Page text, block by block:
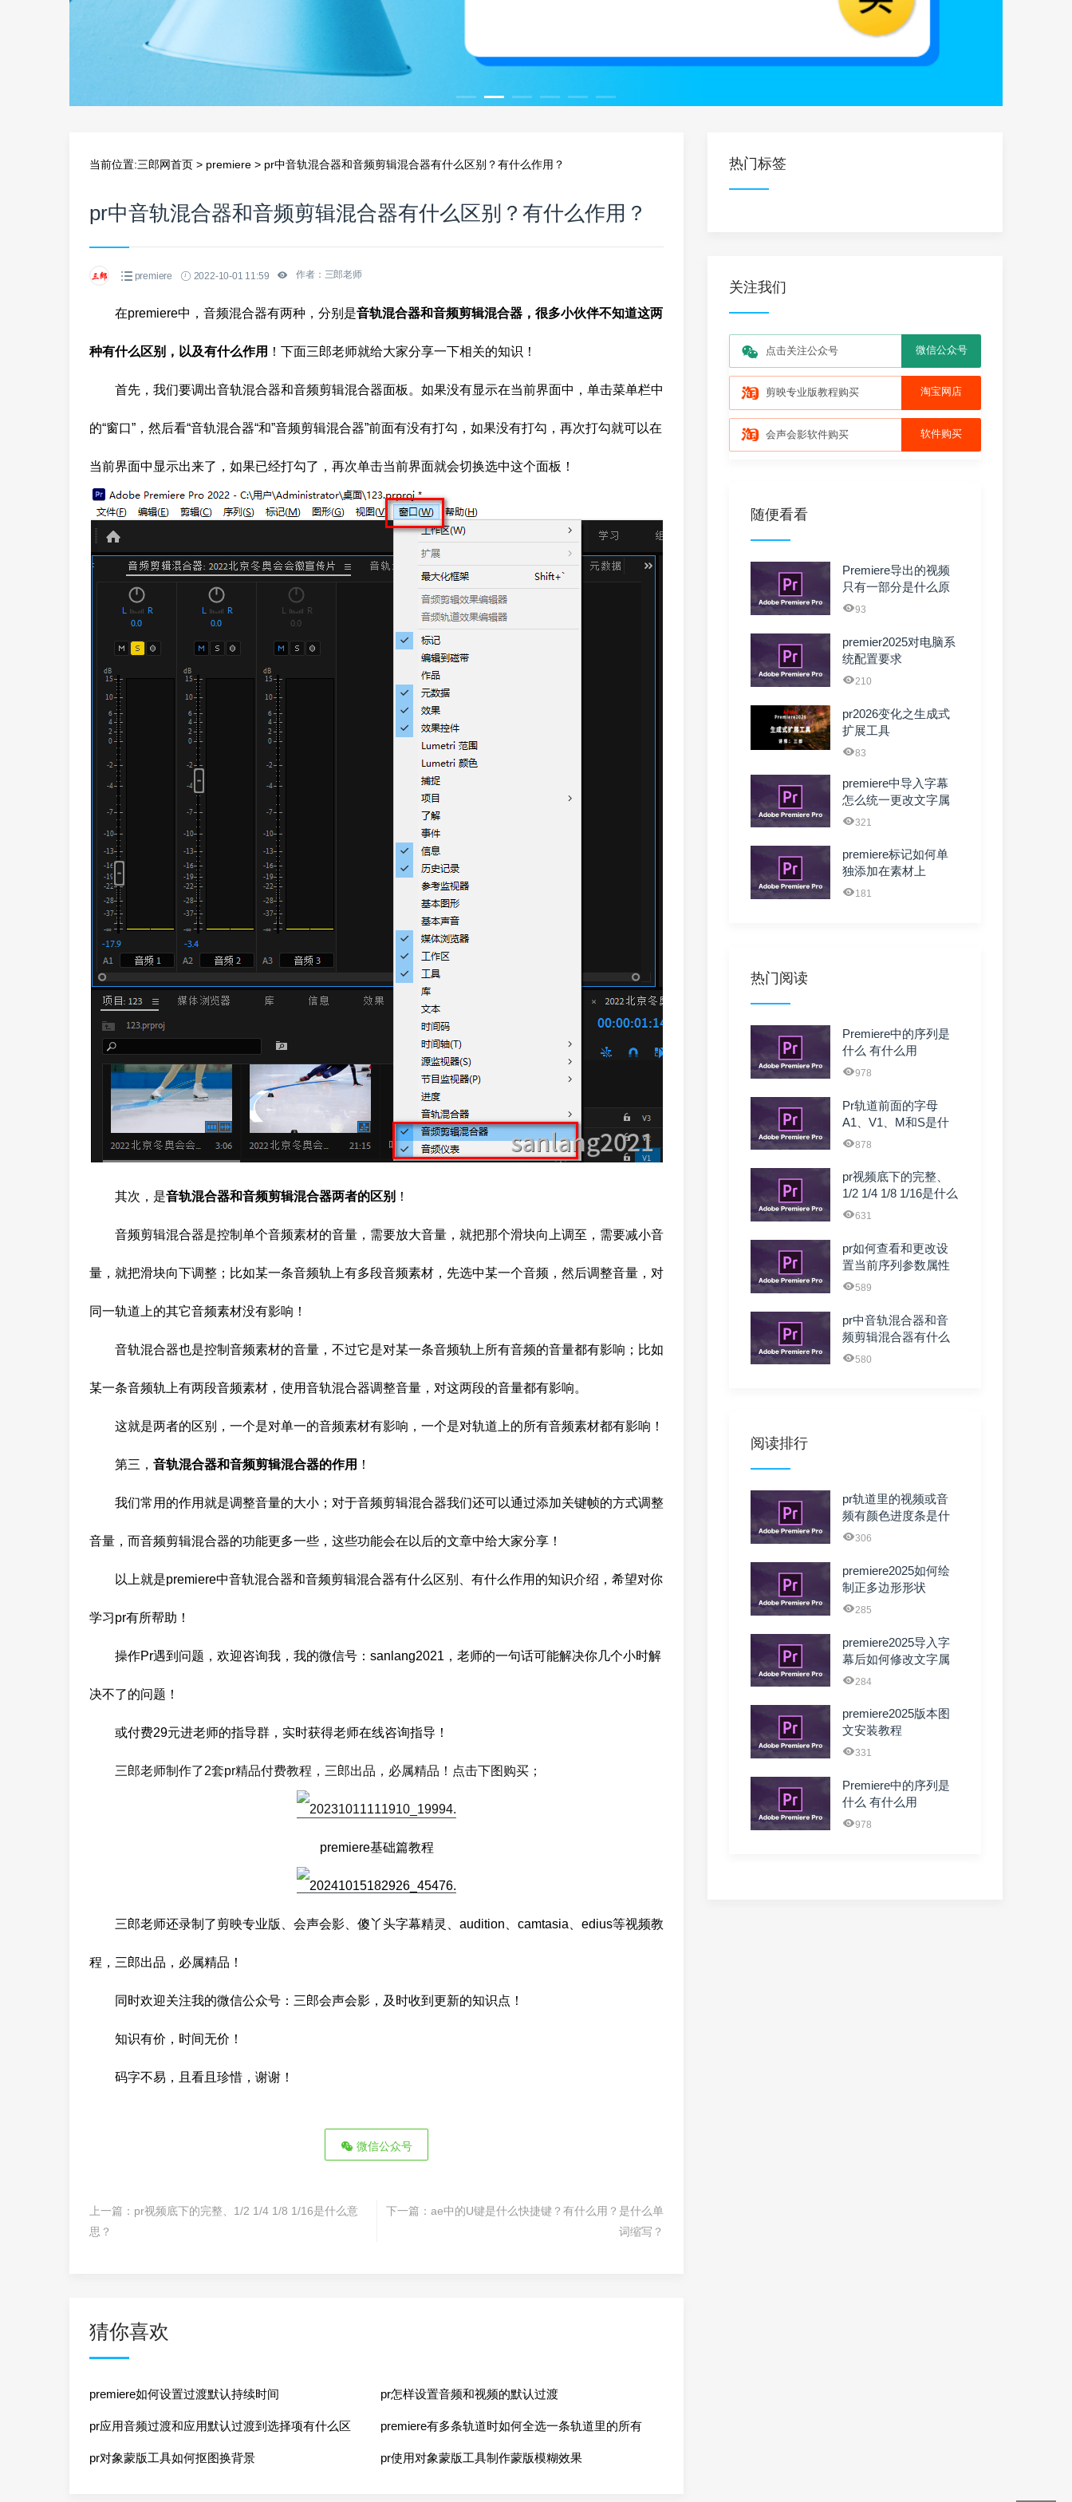
当前位置:三郎网首页 > premiere > pr中音轨混合器和音频剪辑混合器有什么区别？有什么作用？
pr中音轨混合器和音频剪辑混合器有什么区别？有什么作用？
premiere 2022-10-01 11:59 作者：三郎老师
在premiere中，音频混合器有两种，分别是音轨混合器和音频剪辑混合器，很多小伙伴不知道这两
种有什么区别，以及有什么作用 ！下面三郎老师就给大家分享一下相关的知识！
首先，我们要调出音轨混合器和音频剪辑混合器面板。如果没有显示在当前界面中，单击菜单栏中
的“窗口”，然后看“音轨混合器“和”音频剪辑混合器”前面有没有打勾，如果没有打勾，再次打勾就可以在
当前界面中显示出来了，如果已经打勾了，再次单击当前界面就会切换选中这个面板！
其次，是音轨混合器和音频剪辑混合器两者的区别 ！
音频剪辑混合器是控制单个音频素材的音量，需要放大音量，就把那个滑块向上调至，需要减小音
量，就把滑块向下调整；比如某一条音频轨上有多段音频素材，先选中某一个音频，然后调整音量，对
同一轨道上的其它音频素材没有影响！
音轨混合器也是控制音频素材的音量，不过它是对某一条音频轨上所有音频的音量都有影响；比如
某一条音频轨上有两段音频素材，使用音轨混合器调整音量，对这两段的音量都有影响。
这就是两者的区别，一个是对单一的音频素材有影响，一个是对轨道上的所有音频素材都有影响！
第三， 音轨混合器和音频剪辑混合器的作用 ！
我们常用的作用就是调整音量的大小；对于音频剪辑混合器我们还可以通过添加关键帧的方式调整
音量，而音频剪辑混合器的功能更多一些，这些功能会在以后的文章中给大家分享！
以上就是premiere中音轨混合器和音频剪辑混合器有什么区别、有什么作用的知识介绍，希望对你
学习pr有所帮助！
操作Pr遇到问题，欢迎咨询我，我的微信号：sanlang2021，老师的一句话可能解决你几个小时解
决不了的问题！
或付费29元进老师的指导群，实时获得老师在线咨询指导！
三郎老师制作了2套pr精品付费教程，三郎出品，必属精品！点击下图购买；
premiere基础篇教程
三郎老师还录制了剪映专业版、会声会影、傻丫头字幕精灵、audition、camtasia、edius等视频教
程，三郎出品，必属精品！
同时欢迎关注我的微信公众号：三郎会声会影，及时收到更新的知识点！
知识有价，时间无价！
码字不易，且 看且珍惜，谢谢！
微信公众号
上一篇： pr视频底下的完整、1/2 1/4 1/8 1/16是什么意
思？
下一篇： ae中的U键是什么快捷键？有什么用？是什么单
词缩写？
猜你喜欢
premiere如何设置过渡默认持续时间 pr怎样设置音频和视频的默认过渡
pr应用音频过渡和应用默认过渡到选择项有什么区
别
premiere有多条轨道时如何全选一条轨道里的所有
素材
pr对象蒙版工具如何抠图换背景 pr使用对象蒙版工具制作蒙版模糊效果
热门标签
关注我们
点击关注公众号 微信公众号
剪映专业版教程购买 淘宝网店
会声会影软件购买 软件购买
随便看看
Premiere导出的视频
只有一部分是什么原
因93
premier2025对电脑系
统配置要求
【Winsows】
210
pr2026变化之生成式
扩展工具
83
premiere中导入字幕
怎么统一更改文字属
性321
premiere标记如何单
独添加在素材上
181
热门阅读
Premiere中的序列是
什么 有什么用
978
Pr轨道前面的字母
A1、V1、M和S是什
么简写 什么意思
878
pr视频底下的完整、
1/2 1/4 1/8 1/16是什么
意 ...
631
pr如何查看和更改设
置当前序列参数属性
589
pr中音轨混合器和音
频剪辑混合器有什么
区别？有什么作用？
580
阅读排行
pr轨道里的视频或音
频有颜色进度条是什
么原因？可以去掉
306
premiere2025如何绘
制正多边形形状
285
premiere2025导入字
幕后如何修改文字属
性284
premiere2025版本图
文安装教程
331
Premiere中的序列是
什么 有什么用
978